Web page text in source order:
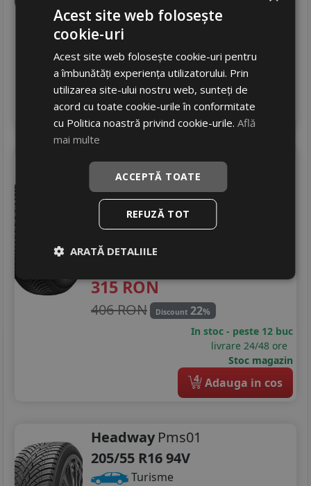
245RON
381 RON
In stoc - peste 12 buc
livrare 24/48 ore
Stoc magazin
4 Adauga in cos
LaufennLh71 g fit 4s
205/55 R16 91H
Turisme
Consum D
Aderenta B
315RON
406 RON Discount 22%
In stoc - peste 12 buc
livrare 24/48 ore
Stoc magazin
4 Adauga in cos
Headway Pms01
205/55 R16 94V
Turisme
Acest site web folosește
cookie-uri
Acest site web folosește cookie-uri pentru
a îmbunătăți experiența utilizatorului. Prin
utilizarea site-ului nostru web, sunteți de
acord cu toate cookie-urile în conformitate
cu Politica noastră privind cookie-urile.Află
mai multe
ACCEPTĂ TOATE
REFUZĂ TOT
ARATĂ DETALIILE